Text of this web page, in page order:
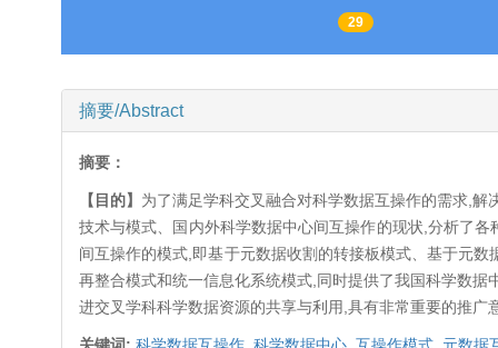
29
摘要/Abstract
摘要：
【目的】 为了满足学科交叉融合对科学数据互操作的需求,
技术与模式、国内外科学数据中心间互操作的现状,分析了
间互操作的模式,即基于元数据收割的转接板模式、基于元
再整合模式和统一信息化系统模式,同时提供了我国科学数据
进交叉学科科学数据资源的共享与利用,具有非常重要的推广